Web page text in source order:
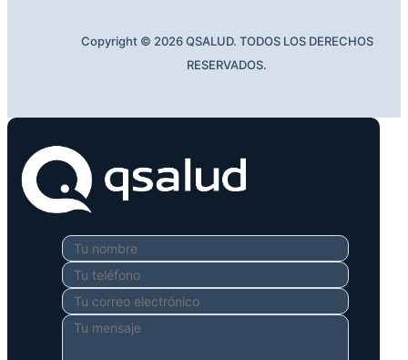
Copyright © 2026 QSALUD. TODOS LOS DERECHOS
RESERVADOS.